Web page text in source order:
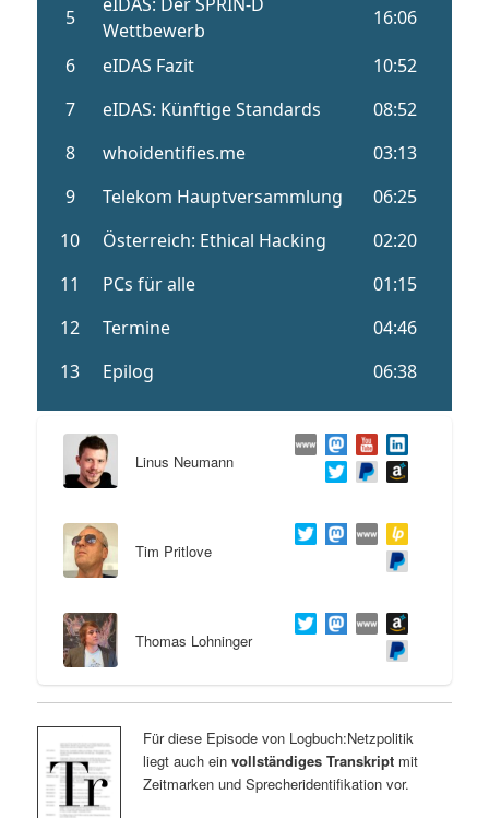
Linus Neumann
Tim Pritlove
Thomas Lohninger
Für diese Episode von Logbuch:Netzpolitik
liegt auch ein vollständiges Transkriptmit
Zeitmarken und Sprecheridentifikation vor.